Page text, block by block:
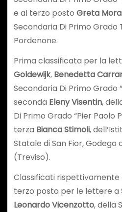
e al terzo posto Greta
Secondaria Di Primo Grado
Pordenone.
Prima classificata per la
Goldewijk, Benedetta
Secondaria Di Primo Grado
seconda Eleny Visentin,
Di Primo Grado “Pier Paolo
terza Bianca Stimoli,
Statale di San Fior, Godega
(Treviso).
Classificati rispettivamente
terzo posto per le lettere a
Leonardo Vicenzotto, della